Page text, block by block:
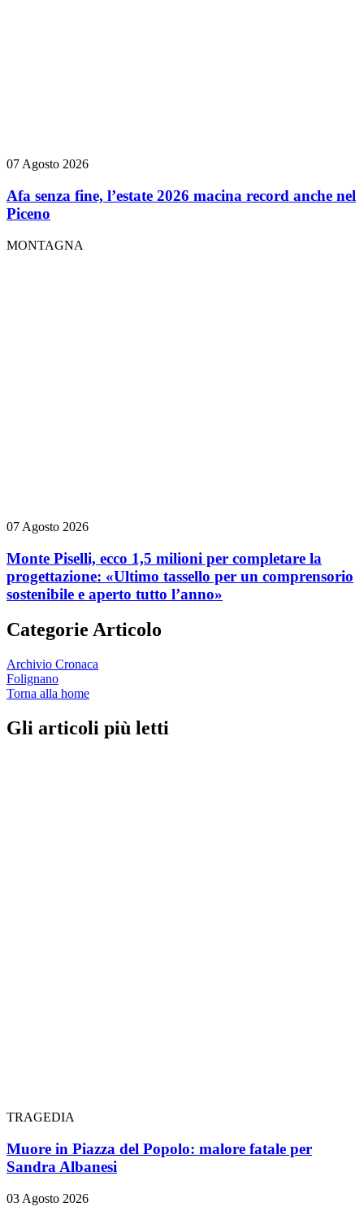
07 Agosto 2026
Afa senza fine, l’estate 2026 macina record anche nel
Piceno
MONTAGNA
07 Agosto 2026
Monte Piselli, ecco 1,5 milioni per completare la
progettazione: «Ultimo tassello per un comprensorio
sostenibile e aperto tutto l’anno»
Categorie Articolo
Archivio Cronaca
Folignano
Torna alla home
Gli articoli più letti
TRAGEDIA
Muore in Piazza del Popolo: malore fatale per
Sandra Albanesi
03 Agosto 2026